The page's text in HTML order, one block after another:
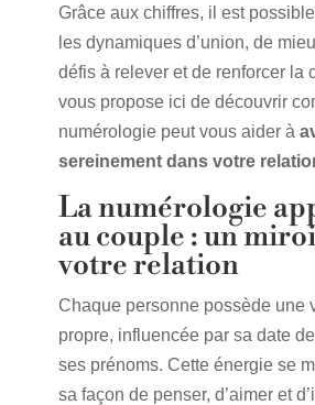
Grâce aux chiffres, il est
les dynamiques d’union, de
défis à relever et de renforcer la
vous propose ici de découvrir
numérologie peut vous aider à
sereinement dans votre
La numérologie
au couple : un
votre relation
Chaque personne possède une
propre, influencée par sa date
ses prénoms. Cette énergie se
sa façon de penser, d’aimer et